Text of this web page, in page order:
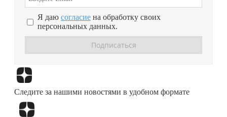
Я даю согласие на обработку своих
персональных данных.
Следите за нашими новостями в удобном формате